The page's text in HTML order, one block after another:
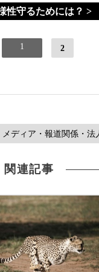
性守るためには？ >
1 2
メディア・報道関係・
関連記事